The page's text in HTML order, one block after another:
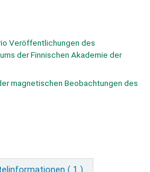
Veröffentlichungen des
der Finnischen Akademie der
magnetischen Beobachtungen des
( 1 )